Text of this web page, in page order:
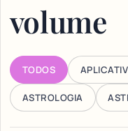
volume
TODOS
ASTROLOGIA